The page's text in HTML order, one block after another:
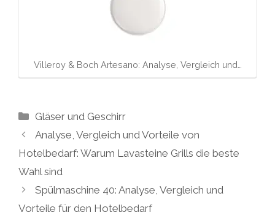
Villeroy & Boch Artesano: Analyse, Vergleich und…
Kategorien
Gläser und Geschirr
Analyse, Vergleich und Vorteile von
Hotelbedarf: Warum Lavasteine Grills die beste
Wahl sind
Spülmaschine 40: Analyse, Vergleich und
Vorteile für den Hotelbedarf